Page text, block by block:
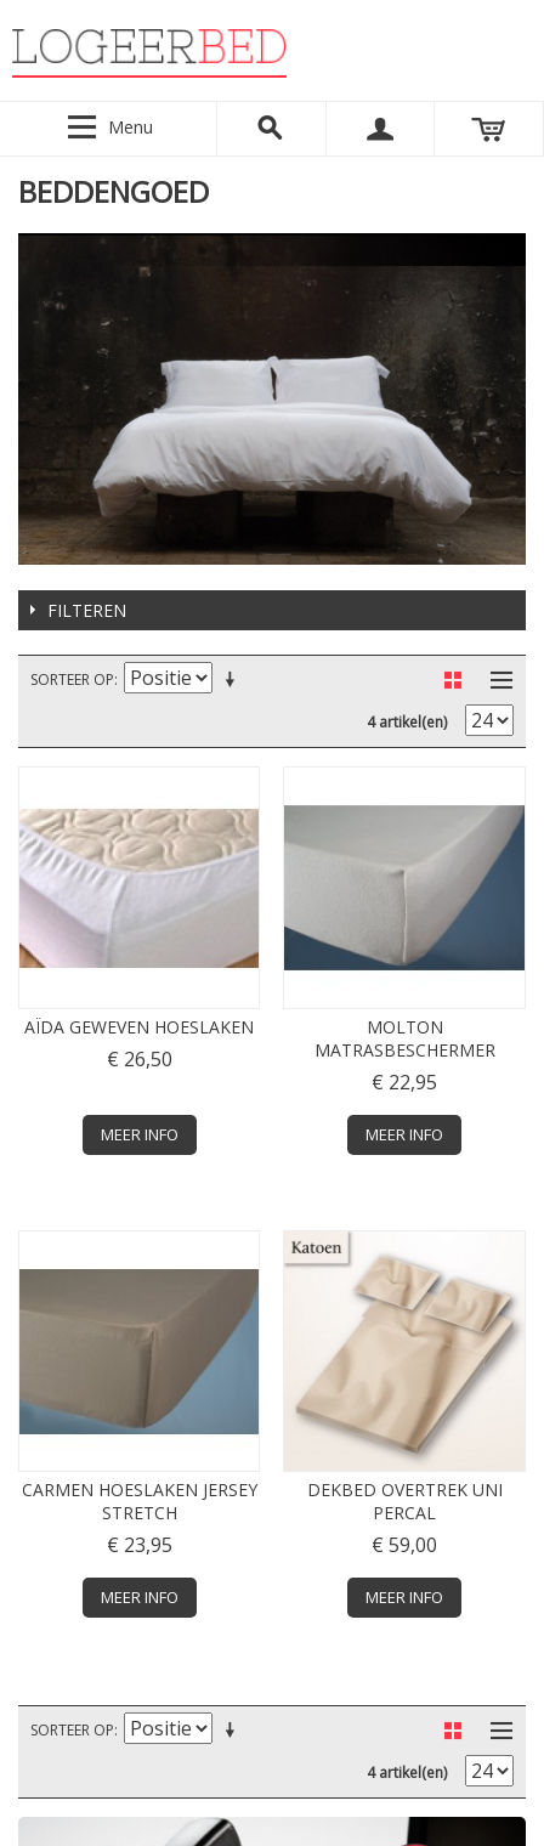
Menu
BEDDENGOED
FILTEREN
SORTEER OP
4 artikel(en)
AÏDA GEWEVEN HOESLAKEN
€ 26,50
MEER INFO
MOLTON
MATRASBESCHERMER
€ 22,95
MEER INFO
CARMEN HOESLAKEN JERSEY
STRETCH
€ 23,95
MEER INFO
DEKBED OVERTREK UNI
PERCAL
€ 59,00
MEER INFO
SORTEER OP
4 artikel(en)